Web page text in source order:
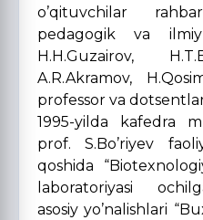
o’qituvchilar
pedagogik va
H.H.Guzairov,
A.R.Akramov,
professor va
1995-yilda kafedra
prof. S.Bo’riyev
qoshida
laboratoriyasi
asosiy yo’nalishlari